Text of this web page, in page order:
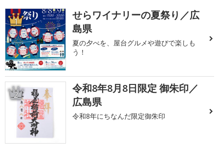
1
せらワイナリーの夏祭り／広
島県
夏の夕べを、屋台グルメや遊びで楽しも
う！
2
令和8年8月8日限定 御朱印／
広島県
令和8年にちなんだ限定御朱印